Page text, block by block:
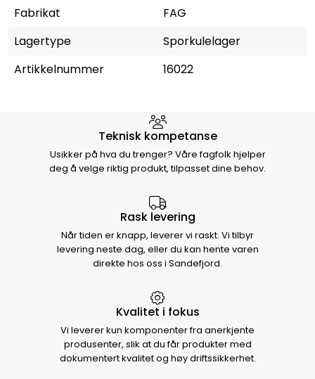
Fabrikat
FAG
Lagertype
Sporkulelager
Artikkelnummer
16022
Hvorfor velge Storm Halvorsen
Teknisk kompetanse
Usikker på hva du trenger? Våre fagfolk hjelper
deg å velge riktig produkt, tilpasset dine behov.
Rask levering
Når tiden er knapp, leverer vi raskt. Vi tilbyr
levering neste dag, eller du kan hente varen
direkte hos oss i Sandefjord.
Kvalitet i fokus
Vi leverer kun komponenter fra anerkjente
produsenter, slik at du får produkter med
dokumentert kvalitet og høy driftssikkerhet.